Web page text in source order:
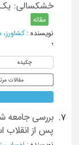
خشکسالی: یک
مقاله
نویسنده : کشاورز،
؛
چکیده
مقالات
7.
بررسی جامعه
پس از انقلاب